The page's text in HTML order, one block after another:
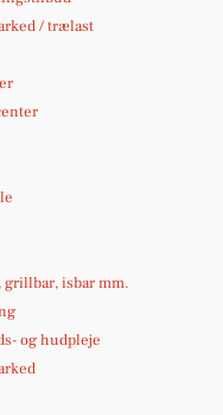
/ trælast
grillbar, isbar mm.
og hudpleje